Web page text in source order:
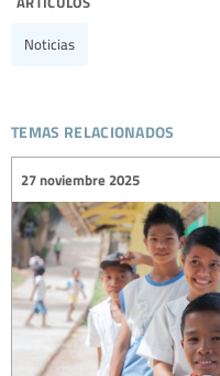
Noticias
temas relacionados
27 noviembre 2025